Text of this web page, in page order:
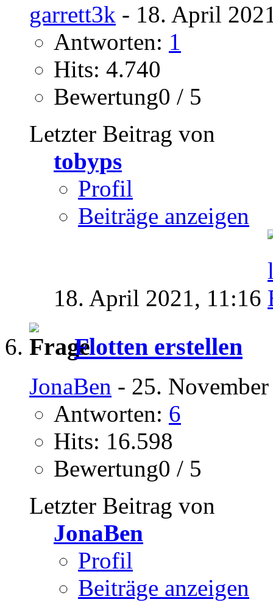
garrett3k - 18. April
Antworten: 1
Hits: 4.740
Bewertung0 / 5
Letzter Beitrag von
tobyps
Profil
Beiträge anzeigen
18. April 2021, 11:16
Flotten erstellen
JonaBen - 25.
Antworten: 6
Hits: 16.598
Bewertung0 / 5
Letzter Beitrag von
JonaBen
Profil
Beiträge anzeigen